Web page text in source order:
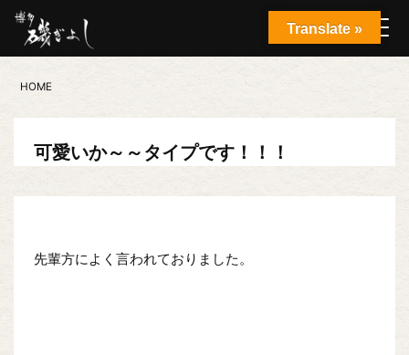
HOME
可愛いか～～タイプです！！！
先輩方によく言われておりました。
Translate »